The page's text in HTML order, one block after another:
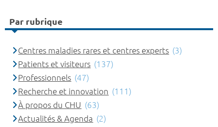
Par rubrique
Centres maladies rares et centres experts (3)
Patients et visiteurs (137)
Professionnels (47)
Recherche et innovation (111)
À propos du CHU (63)
Actualités & Agenda (2)